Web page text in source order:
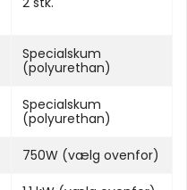
Specialskum
(polyurethan)
Specialskum
(polyurethan)
750W (vælg ovenfor)